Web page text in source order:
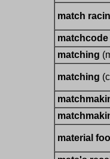
match
matchcode
matching
matching
material